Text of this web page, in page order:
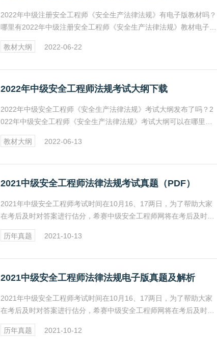
2022年中级注册安全工程师《安全生产法律法规》有电子版教材吗？
哪里有2022年中级注册安全工程师《安全生产法律法规》教材电子
版？在哪可以下载2022中级安全工程师《安全生产法律法规》PDF版
教材？希赛网为您解决此类问题，具体内容见正文。
教材大纲 2022-06-22
2022年中级安全工程师法规考试大纲下载
2022年中级安全工程师《安全生产法律法规》考试大纲发布了吗？2
022年中级安全工程师《安全生产法律法规》考试大纲可以在哪里下
载？2022年中级安全工程师《安全生产法律法规》考试大纲有变化
吗？更多相关资讯敬请关注希赛网安全工程师频道。
教材大纲 2022-06-13
2021中级安全工程师法律法规考试真题（PDF）
2021年中级安全工程师考试时间在10月16、17两日，为了帮助大家
在考后及时对答案进行估分，希赛中级安全工程师网将在考后及时分
享2021年中级安全工程师《安全生产法律法规》考试真题及答案，各
位考生收藏此网页关注更新。
历年真题 2021-10-13
2021中级安全工程师法律法规电子版真题及解析
2021年中级安全工程师考试时间在10月16、17两日，为了帮助大家
在考后及时对答案进行估分，希赛中级安全工程师网将在考后及时分
享2021年中级安全工程师《安全生产法律法规》考试真题及答案，各
位考生收藏此网页关注更新。
历年真题 2021-10-12